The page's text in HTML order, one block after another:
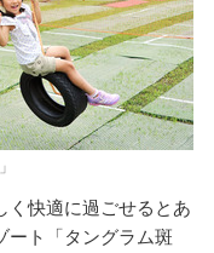
く快適に過ごせるとあ
ート「タングラム斑